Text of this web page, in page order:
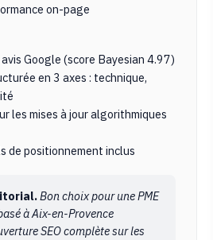
on-page
Google (score Bayesian 4.97)
en 3 axes : technique,
les mises à jour algorithmiques
de positionnement inclus
Bon choix pour une PME
à Aix-en-Provence
SEO complète sur les